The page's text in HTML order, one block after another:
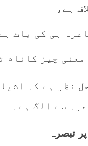
ہے،
ہی کی بات
چیز کانام
نظر ہے کہ
سے الگ ہے۔
تبصرہ